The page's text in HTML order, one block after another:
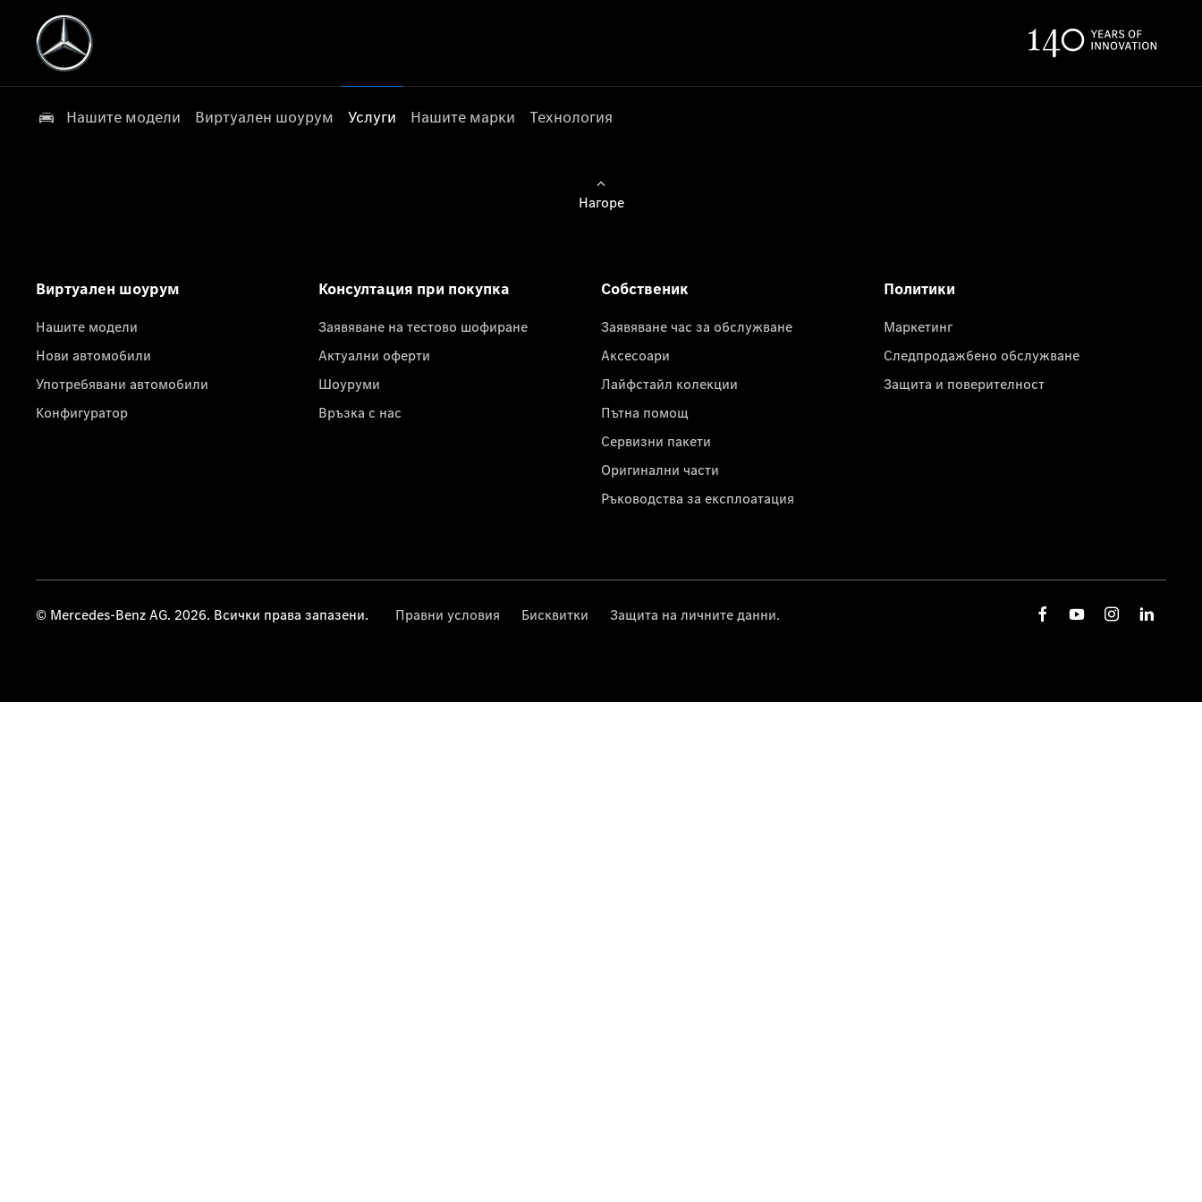
Нашите модели Виртуален шоурум Услуги Нашите марки Технология
Нагоре
Виртуален шоурум
Нашите модели
Нови автомобили
Употребявани автомобили
Конфигуратор
Консултация при покупка
Заявяване на тестово шофиране
Актуални оферти
Шоуруми
Връзка с нас
Собственик
Заявяване час за обслужване
Аксесоари
Лайфстайл колекции
Пътна помощ
Сервизни пакети
Оригинални части
Ръководства за експлоатация
Политики
Маркетинг
Следпродажбено обслужване
Защита и поверителност
© Mercedes-Benz AG. 2026. Всички права запазени. Правни условия Бисквитки Защита на личните данни.